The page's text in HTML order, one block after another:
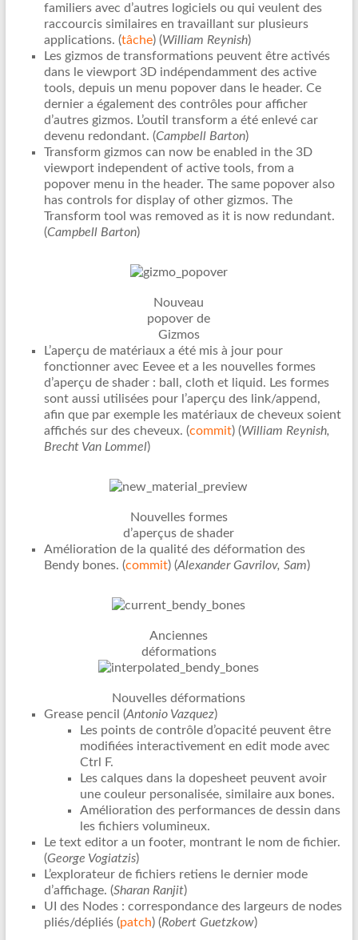
familiers avec d’autres logiciels ou qui veulent des
raccourcis similaires en travaillant sur plusieurs
applications. (tâche) (William Reynish)
Les gizmos de transformations peuvent être activés
dans le viewport 3D indépendamment des active
tools, depuis un menu popover dans le header. Ce
dernier a également des contrôles pour afficher
d’autres gizmos. L’outil transform a été enlevé car
devenu redondant. (Campbell Barton)
Transform gizmos can now be enabled in the 3D
viewport independent of active tools, from a
popover menu in the header. The same popover also
has controls for display of other gizmos. The
Transform tool was removed as it is now redundant.
(Campbell Barton)
Nouveau
popover de
Gizmos
L’aperçu de matériaux a été mis à jour pour
fonctionner avec Eevee et a les nouvelles formes
d’aperçu de shader : ball, cloth et liquid. Les formes
sont aussi utilisées pour l’aperçu des link/append,
afin que par exemple les matériaux de cheveux soient
affichés sur des cheveux. (commit) (William Reynish,
Brecht Van Lommel)
Nouvelles formes
d’aperçus de shader
Amélioration de la qualité des déformation des
Bendy bones. (commit) (Alexander Gavrilov, Sam)
Anciennes
déformations
Nouvelles déformations
Grease pencil (Antonio Vazquez)
Les points de contrôle d’opacité peuvent être
modifiées interactivement en edit mode avec
Ctrl F.
Les calques dans la dopesheet peuvent avoir
une couleur personalisée, similaire aux bones.
Amélioration des performances de dessin dans
les fichiers volumineux.
Le text editor a un footer, montrant le nom de fichier.
(George Vogiatzis)
L’explorateur de fichiers retiens le dernier mode
d’affichage. (Sharan Ranjit)
UI des Nodes : correspondance des largeurs de nodes
pliés/dépliés (patch) (Robert Guetzkow)